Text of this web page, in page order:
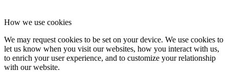
How we use cookies
We may request cookies to be set on your device. We use cookies to
let us know when you visit our websites, how you interact with us,
to enrich your user experience, and to customize your relationship
with our website.